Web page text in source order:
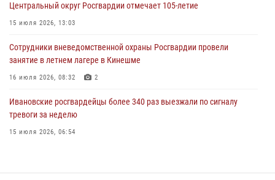
В Ивановской области при содействии Росгвардии задержаны
30 июля 2026, 12:41 2
Центральный округ Росгвардии отмечает 105-летие
15 июля 2026, 13:03
Сотрудники вневедомственной охраны Росгвардии провели
занятие в летнем лагере в Кинешме
16 июля 2026, 08:32 2
Ивановские росгвардейцы более 340 раз выезжали по сигналу
тревоги за неделю
15 июля 2026, 06:54